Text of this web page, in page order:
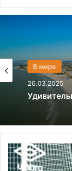
В мире
26.03.2025
Политика
28.03.2024
Что если,
И
б
р